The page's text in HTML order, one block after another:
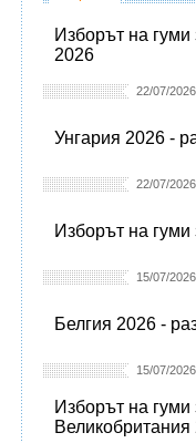
Изборът на гуми
2026
22/07/
Унгария 2026 -
22/07/
Изборът на гуми
15/07/
Белгия 2026 -
15/07/
Изборът на гуми
Великобритания